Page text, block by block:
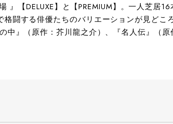
』【DELUXE】と【PREMIUM】。一人芝居
闘する俳優たちのバリエーションが見どこ
中』（原作：芥川龍之介）、『名人伝』（原